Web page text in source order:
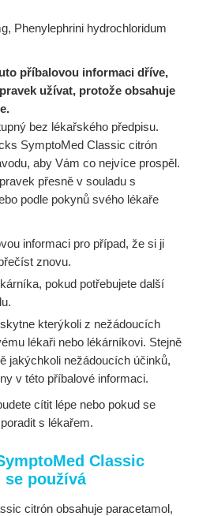
Phenylephrini hydrochloridum
příbalovou informaci dříve,
užívat, protože obsahuje
bez lékařského předpisu.
SymptoMed Classic citrón
aby Vám co nejvíce prospěl.
přesně v souladu s
podle pokynů svého lékaře
informaci pro případ, že si ji
znovu.
pokud potřebujete další
kterýkoli z nežádoucích
lékaři nebo lékárníkovi. Stejně
jakýchkoli nežádoucích účinků,
v této příbalové informaci.
cítit lépe nebo pokud se
s lékařem.
Classic
používá
citrón obsahuje paracetamol,